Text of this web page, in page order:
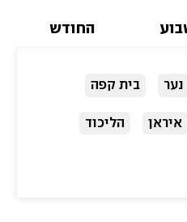
החודש
נער בית קפה
איראן הליכוד